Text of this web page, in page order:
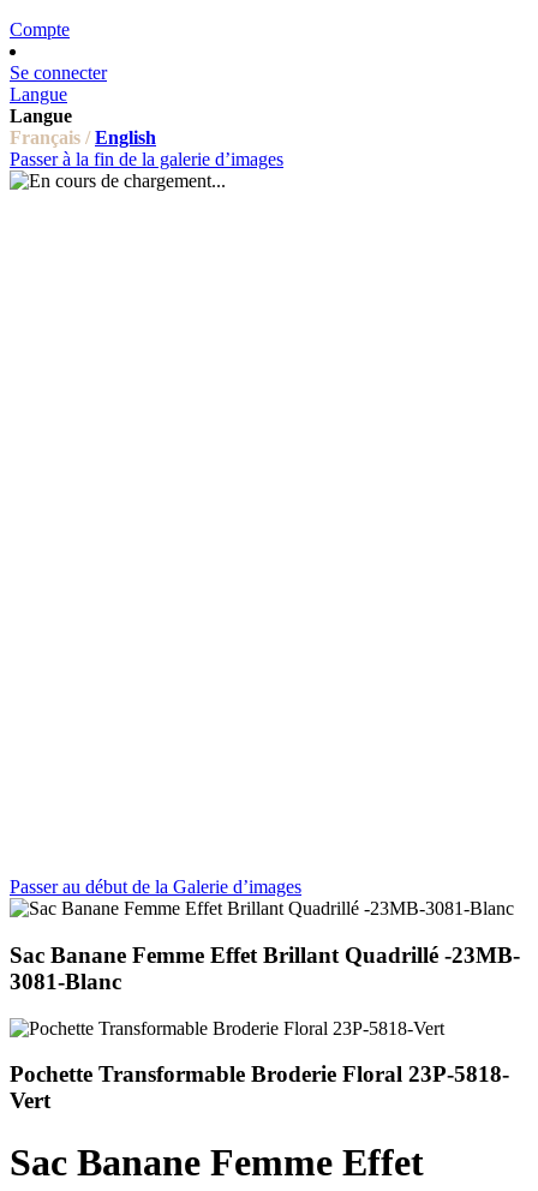
Compte
Se connecter
Langue
Langue
Français / English
Passer à la fin de la galerie d’images
Passer au début de la Galerie d’images
Sac Banane Femme Effet Brillant Quadrillé -23MB-
3081-Blanc
Pochette Transformable Broderie Floral 23P-5818-
Vert
Sac Banane Femme Effet